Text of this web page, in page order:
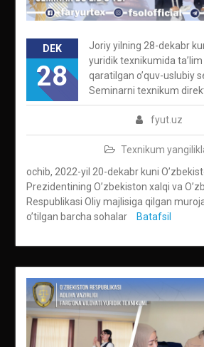
DEK
28
fyut.uz
Texnikum
Joriy yilning 28-dekabr
yuridik texnikumida
qaratilgan o’quv-uslubiy
Seminarni texnikum
ochib, 2022-yil 20-dekabr kuni
Prezidentining O’zbekiston xalqi va
Respublikasi Oliy majlisiga qilgan
o’tilgan barcha sohalar
Batafsil